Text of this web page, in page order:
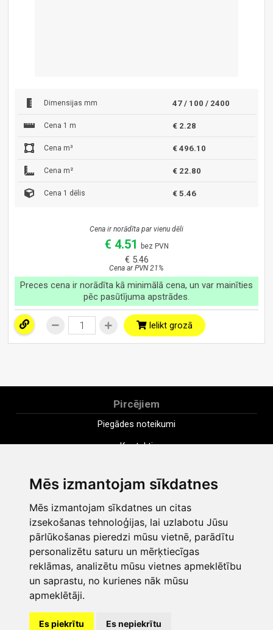
Mēs izmantojam sīkdatnes
Mēs izmantojam sīkdatnes un citas
izsekošanas tehnoloģijas, lai uzlabotu Jūsu
pārlūkošanas pieredzi mūsu vietnē, parādītu
personalizētu saturu un mērķtiecīgas
reklāmas, analizētu mūsu vietnes apmeklētību
un saprastu, no kurienes nāk mūsu
apmeklētāji.
Es piekrītu Es nepiekrītu
Dimensijas mm 47 / 100 / 2400
Cena 1 m € 2.28
Cena m³ € 496.10
Cena m² € 22.80
Cena 1 dēlis € 5.46
Cena ir norādīta par vienu dēli
€ 4.51 bez PVN
€ 5.46
Cena ar PVN 21%
Preces cena ir norādīta kā minimālā cena, un var mainīties
pēc pasūtījuma apstrādes.
Ielikt grozā
Pircējiem
Piegādes noteikumi
Kontakti
Apmaksa
Distances pirkuma līgums
Noteikumi
Sīkdatnes
Privātuma politika
Mainīt sīkdatņu iestatījumus